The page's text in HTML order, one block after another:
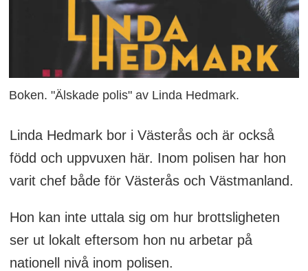
Boken. "Älskade polis" av Linda Hedmark.
Linda Hedmark bor i Västerås och är också
född och uppvuxen här. Inom polisen har hon
varit chef både för Västerås och Västmanland.
Hon kan inte uttala sig om hur brottsligheten
ser ut lokalt eftersom hon nu arbetar på
nationell nivå inom polisen.